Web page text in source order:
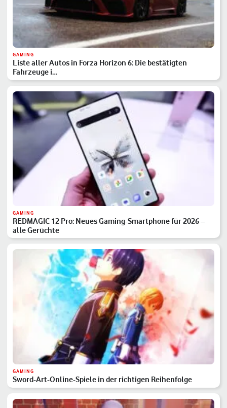
GAMING
Liste aller Autos in Forza Horizon 6: Die bestätigten
Fahrzeuge i…
GAMING
REDMAGIC 12 Pro: Neues Gaming-Smartphone für 2026 –
alle Gerüchte
GAMING
Sword-Art-Online-Spiele in der richtigen Reihenfolge